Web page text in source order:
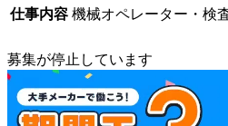
仕事内容 機械オペレーター・検
募集が停止しています